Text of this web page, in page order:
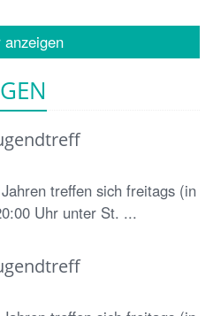
anzeigen
treffen sich freitags (in
Uhr unter St. ...